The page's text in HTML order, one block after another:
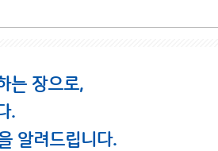
는 장으로,
.
알려드립니다.